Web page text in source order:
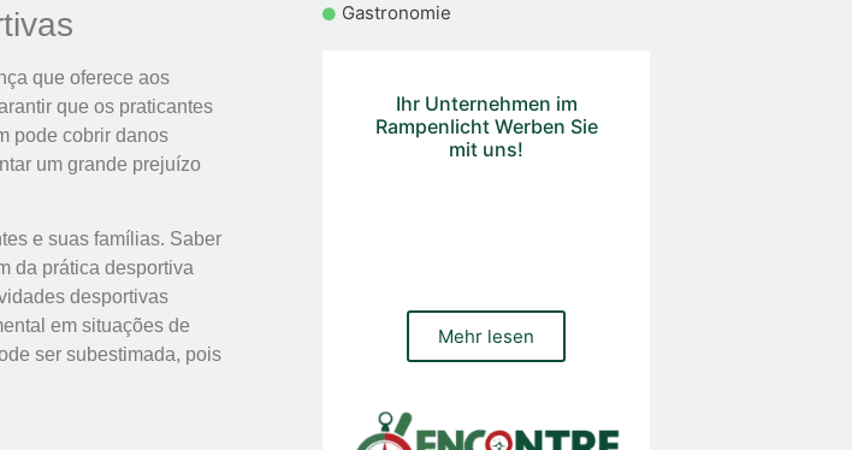
que oferece aos
que os praticantes
pode cobrir danos
um grande prejuízo
e suas famílias. Saber
da prática desportiva
desportivas
em situações de
ser subestimada, pois
Gastronomie
Ihr Unternehmen im
Rampenlicht Werben Sie
mit uns!
Mehr lesen